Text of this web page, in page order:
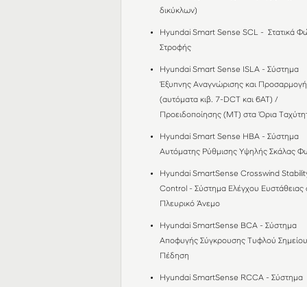
δικύκλων)
Hyundai Smart Sense SCL - Στατικά
Στροφής
Hyundai Smart Sense ISLA - Σύστημα
Έξυπνης Αναγνώρισης και
(αυτόματα κιβ. 7-DCT και 6AT) /
Προειδοποίησης (MT) στα Όρια
Hyundai Smart Sense HBA - Σύστημα
Αυτόματης Ρύθμισης Υψηλής Σκάλας
Hyundai SmartSense Crosswind
Control - Σύστημα Ελέγχου Ευστάθειας
Πλευρικό Άνεμο
Hyundai SmartSense BCΑ - Σύστημα
Αποφυγής Σύγκρουσης Τυφλού
Πέδηση
Hyundai SmartSense RCCΑ - Σύστημα